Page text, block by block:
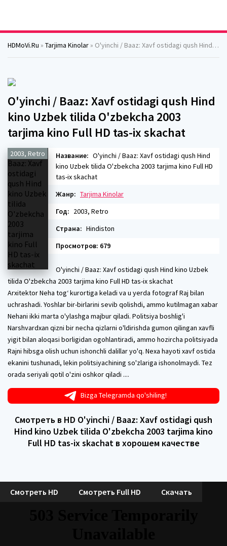
HDMoVi.Ru » Tarjima Kinolar » O'yinchi / Baaz: Xavf ostidagi qush Hind kino Uzbek tilida O'zbekcha 2003 tarjima kino Full HD tas-ix skachat
O'yinchi / Baaz: Xavf ostidagi qush Hind
kino Uzbek tilida O'zbekcha 2003
tarjima kino Full HD tas-ix skachat
2003, Retro Название: O'yinchi / Baaz: Xavf ostidagi qush Hind
kino Uzbek tilida O'zbekcha 2003 tarjima kino Full HD
tas-ix skachat
Жанр: Tarjima Kinolar
Год: 2003, Retro
Страна: Hindiston
Просмотров: 679
O'yinchi / Baaz: Xavf ostidagi qush Hind kino Uzbek
tilida O'zbekcha 2003 tarjima kino Full HD tas-ix skachat
Arxitektor Neha tog‘ kurortiga keladi va u yerda fotograf Raj bilan
uchrashadi. Yoshlar bir-birlarini sevib qolishdi, ammo kutilmagan xabar
Nehani ikki marta o'ylashga majbur qiladi. Politsiya boshlig'i
Narshvardxan qizni bir necha qizlarni o'ldirishda gumon qilingan xavfli
yigit bilan aloqasi borligidan ogohlantiradi, ammo hozircha politsiyada
Rajni hibsga olish uchun ishonchli dalillar yo'q. Nexa hayoti xavf ostida
ekanini tushunadi, lekin politsiyachining so'zlariga ishonolmaydi. Tez
orada seriyali qotil o'zini oshkor qiladi ....
Bizga Telegramda qo'shiling!
Смотреть в HD O'yinchi / Baaz: Xavf ostidagi qush
Hind kino Uzbek tilida O'zbekcha 2003 tarjima kino
Full HD tas-ix skachat в хорошем качестве
Смотреть HD Смотреть Full HD Скачать